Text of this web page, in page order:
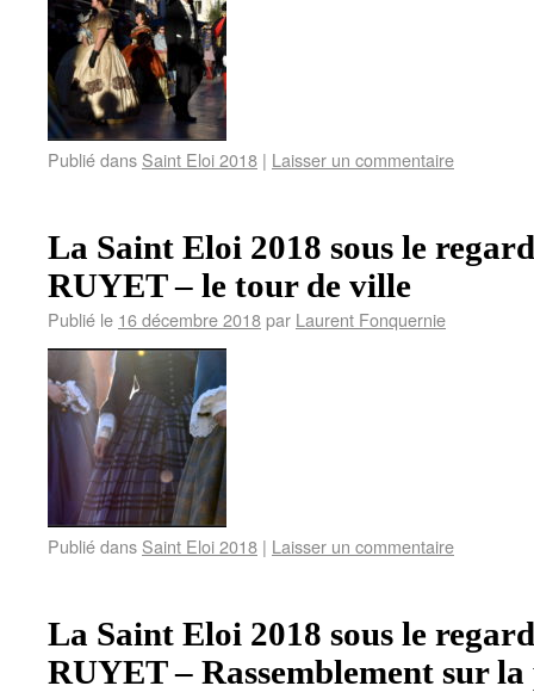
Publié dans Saint Eloi 2018 | Laisser un commentaire
La Saint Eloi 2018 sous le
RUYET – le tour de ville
Publié le 16 décembre 2018par Laurent Fonquernie
Publié dans Saint Eloi 2018 | Laisser un commentaire
La Saint Eloi 2018 sous le
RUYET – Rassemblement sur la